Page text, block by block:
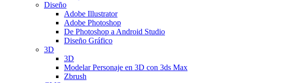
Diseño
Adobe Illustrator
Adobe Photoshop
De Photoshop a Android Studio
Diseño Gráfico
3D
3D
Modelar Personaje en 3D con 3ds Max
Zbrush